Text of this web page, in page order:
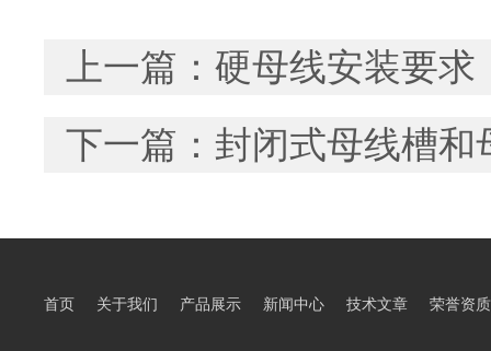
上一篇： 硬母线安装要求
下一篇： 封闭式母线槽和
首页 关于我们 产品展示 新闻中心 技术文章 荣誉资质